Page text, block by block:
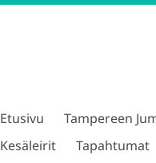
Etusivu Tampereen
Kesäleirit
Tapahtumat